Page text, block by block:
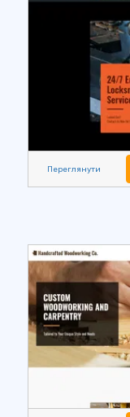
Переглянути